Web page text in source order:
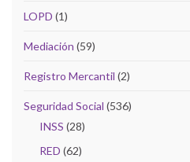
LOPD (1)
Mediación (59)
Registro Mercantil (2)
Seguridad Social (536)
INSS (28)
RED (62)